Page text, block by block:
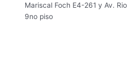
Mariscal Foch E4-261 y Av.
9no piso